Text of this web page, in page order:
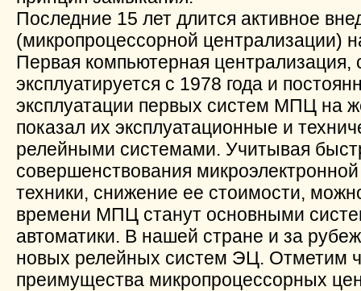
Последние 15 лет длится активное
(микропроцессорной централизации)
Первая компьютерная
эксплуатируется с 1978 года и
эксплуатации первых систем МПЦ на
показал их эксплуатационные и
релейными системами. Учитывая
совершенствования
техники, снижение ее стоимости,
времени МПЦ станут основными
автоматики. В нашей стране и за
новых релейных систем ЭЦ. Отметим
преимущества микропроцессорных